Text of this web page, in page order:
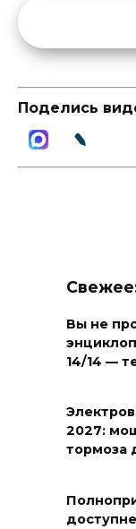
Поделись
Вы не
14/14 —
2027:
тормоза